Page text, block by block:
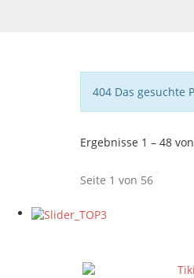
Hinweis
404 Das gesuchte
Ergebnisse 1 – 48
Seite 1 von 56